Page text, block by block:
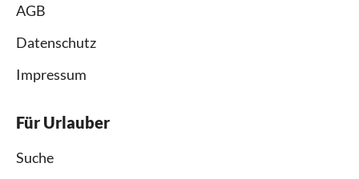
AGB
Datenschutz
Impressum
Für Urlauber
Suche